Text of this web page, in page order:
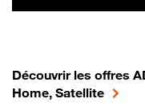
Découvrir les offres
Home, Satellite